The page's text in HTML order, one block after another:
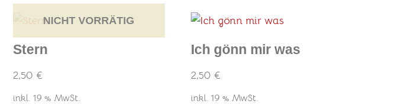
NICHT VORRÄTIG
Stern
2,50 €
inkl. 19 % MwSt.
Ich gönn mir was
2,50 €
inkl. 19 % MwSt.